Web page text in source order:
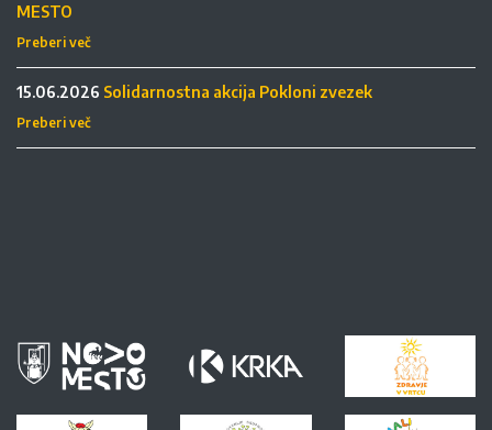
MESTO
Preberi več
15.06.2026 Solidarnostna akcija Pokloni zvezek
Preberi več